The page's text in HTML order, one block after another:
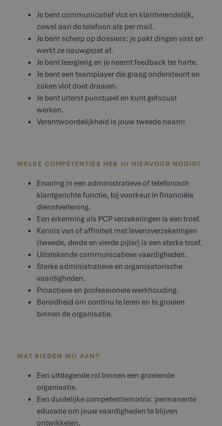
Je bent communicatief vlot en klantvriendelijk,
zowel aan de telefoon als per mail.
Je bent scherp op dossiers: je pakt dingen vast en
werkt ze nauwgezet af.
Je bent leergierig en je neemt feedback ter harte.
Je bent een teamplayer die graag ondersteunt en
zaken vlot doet draaien.
Je bent uiterst punctueel en kunt gefocust
werken.
Verantwoordelijkheid is jouw tweede naam!
WELKE COMPETENTIES HEB JIJ HIERVOOR NODIG?
Ervaring in een administratieve of telefonisch
klantgerichte functie, bij voorkeur in financiële
dienstverlening.
Een erkenning als PCP verzekeringen is een troef.
Kennis van of affiniteit met levensverzekeringen
(tweede, derde en vierde pijler) is een sterke troef.
Uitstekende communicatieve vaardigheden.
Sterke administratieve en organisatorische
vaardigheden.
Proactieve en professionele werkhouding.
Bereidheid om continu te leren en te groeien
binnen de organisatie.
WAT BIEDEN WIJ AAN?
Een uitdagende rol binnen een groeiende
organisatie.
Een duidelijke competentiematrix: permanente
educatie om jouw vaardigheden te blijven
ontwikkelen.